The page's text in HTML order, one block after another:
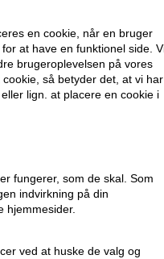
en cookie, når en bruger
at have en funktionel side.
brugeroplevelsen på vores
så betyder det, at vi har
lign. at placere en cookie i
fungerer, som de skal. Som
indvirkning på din
hjemmesider.
ved at huske de valg og
Serioxyl Advanced
med 5 % Stemoxydine
og optimere hårets
af hårets tæthed.
(ideelt set om
6 gange i hver sektion.